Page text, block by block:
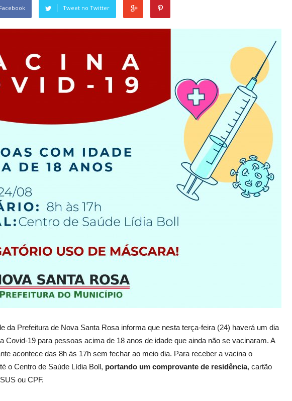
Tweet no Twitter
da Prefeitura de Nova Santa Rosa informa que nesta terça-feira (24) haverá um dia
Covid-19 para pessoas acima de 18 anos de idade que ainda não se vacinaram. A
acontece das 8h às 17h sem fechar ao meio dia. Para receber a vacina o
o Centro de Saúde Lídia Boll, portando um comprovante de residência, cartão
ou CPF.